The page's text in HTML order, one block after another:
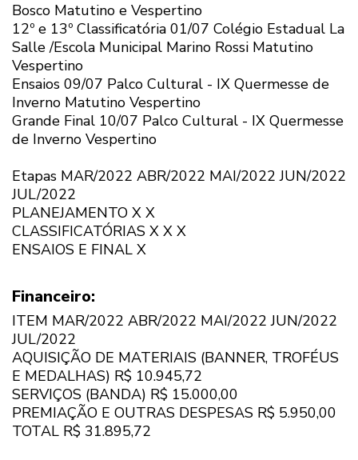
Bosco Matutino e Vespertino
12º e 13º Classificatória 01/07 Colégio Estadual La
Salle /Escola Municipal Marino Rossi Matutino
Vespertino
Ensaios 09/07 Palco Cultural - IX Quermesse de
Inverno Matutino Vespertino
Grande Final 10/07 Palco Cultural - IX Quermesse
de Inverno Vespertino
Etapas MAR/2022 ABR/2022 MAI/2022 JUN/2022
JUL/2022
PLANEJAMENTO X X
CLASSIFICATÓRIAS X X X
ENSAIOS E FINAL X
Financeiro:
ITEM MAR/2022 ABR/2022 MAI/2022 JUN/2022
JUL/2022
AQUISIÇÃO DE MATERIAIS (BANNER, TROFÉUS
E MEDALHAS) R$ 10.945,72
SERVIÇOS (BANDA) R$ 15.000,00
PREMIAÇÃO E OUTRAS DESPESAS R$ 5.950,00
TOTAL R$ 31.895,72